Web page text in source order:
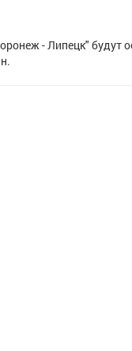
- Липецк" будут